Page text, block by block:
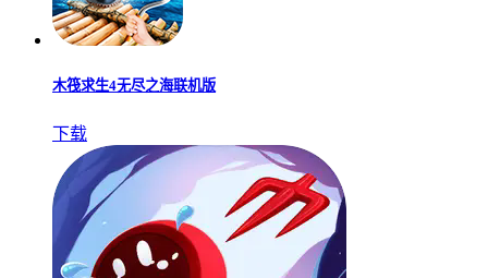
木筏求生4无尽之海联机版
下载